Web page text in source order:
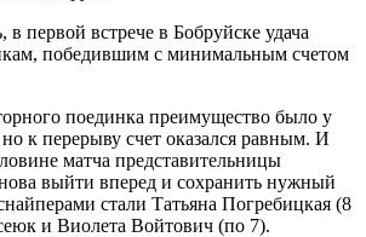
первой встрече в Бобруйске удача
победившим с минимальным счетом
поединка преимущество было у
к перерыву счет оказался равным. И
матча представительницы
выйти вперед и сохранить нужный
стали Татьяна Погребицкая (8
и Виолета Войтович (по 7).